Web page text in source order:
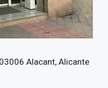
Alacant, Alicante